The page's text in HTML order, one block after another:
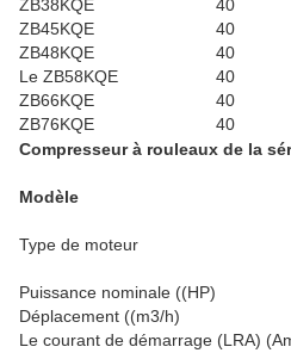
ZB38KQE
40
ZB45KQE
40
ZB48KQE
40
Le ZB58KQE
40
ZB66KQE
40
ZB76KQE
40
Compresseur à rouleaux de la
Modèle
Type de moteur
Puissance nominale ((HP)
Déplacement ((m3/h)
Le courant de démarrage (LRA)